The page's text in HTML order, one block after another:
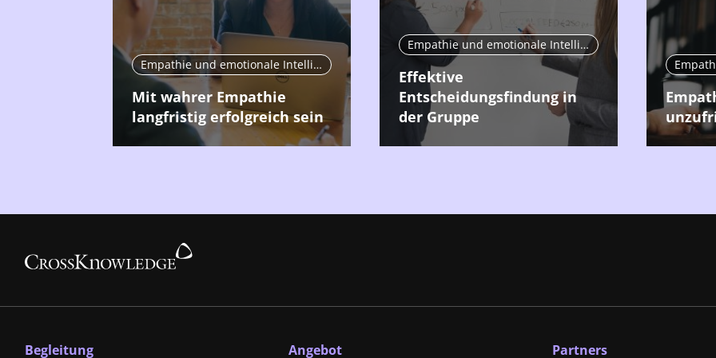
Empathie und emotionale Intelligenz
Mit wahrer Empathie
langfristig erfolgreich sein
Empathie und emotionale Intelligenz
Effektive
Entscheidungsfindung in
der Gruppe
Begleitung Angebot Partners